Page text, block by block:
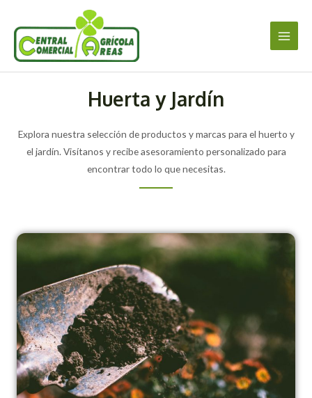
contenido
Huerta y Jardín
Explora nuestra selección de productos y marcas para el huerto y
el jardín. Visítanos y recibe asesoramiento personalizado para
encontrar todo lo que necesitas.